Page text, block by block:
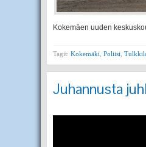
Kokemäen uuden
Tagit: Kokemäki Poliisi
Juhannusta